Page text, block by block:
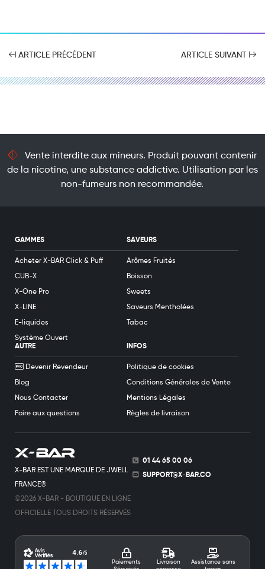
ARTICLE PRÉCÉDENT ARTICLE SUIVANT
Vente interdite aux mineurs. Produit pouvant contenir
de la nicotine, une substance addictive. Utilisation par les
non-fumeurs non recommandée.
X-BAR EST UNE MARQUE DE JWELL
FRANCE®
©2026 X-BAR - BOUTIQUE EN LIGNE
OFFICIELLE TOUS DROITS RÉSERVÉS
01 44 65 00 06
SUPPORT@X-BAR.CO
Paiements
Livraison
Assistance sans
GAMMES
Acheter X-BAR Click & Puff
CUB-X
X-One Pro
X-LINE
E-liquides
Système Ouvert
SAVEURS
Arômes Fruités
Boisson
Sweets
Saveurs Mentholées
Tabac
AUTRE
Devenir Revendeur
Blog
Nous Contacter
Foire aux questions
INFOS
Politique de cookies
Conditions Générales de Vente
Mentions Légales
Règles de livraison